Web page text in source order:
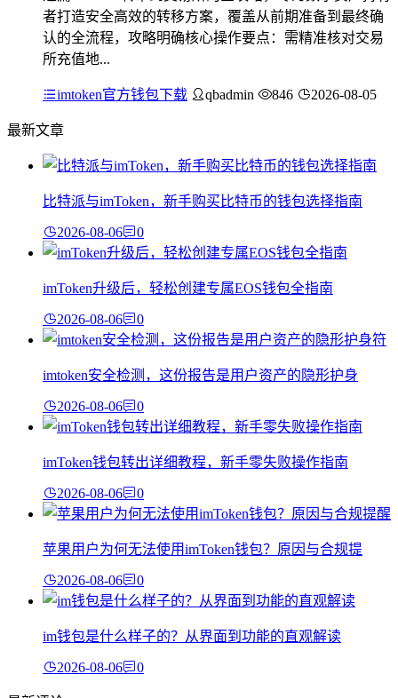
者打造安全高效的转移方案，覆盖从前期准备到最终确
认的全流程，攻略明确核心操作要点：需精准核对交易
所充值地...
imtoken官方钱包下载 qbadmin 846 2026-08-05
最新文章
比特派与imToken，新手购买比特币的钱包选择指南
2026-08-06 0
imToken升级后，轻松创建专属EOS钱包全指南
2026-08-06 0
imtoken安全检测，这份报告是用户资产的隐形护身
2026-08-06 0
imToken钱包转出详细教程，新手零失败操作指南
2026-08-06 0
苹果用户为何无法使用imToken钱包？原因与合规提
2026-08-06 0
im钱包是什么样子的？从界面到功能的直观解读
2026-08-06 0